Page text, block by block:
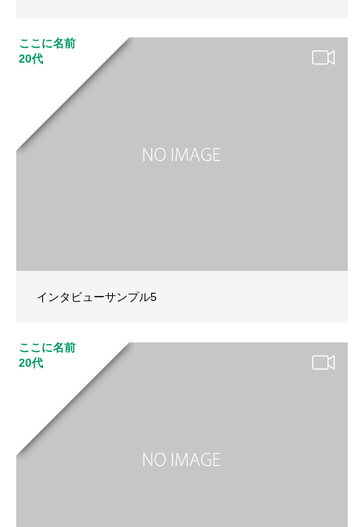
ここに名前
20代
インタビューサンプル5
ここに名前
20代